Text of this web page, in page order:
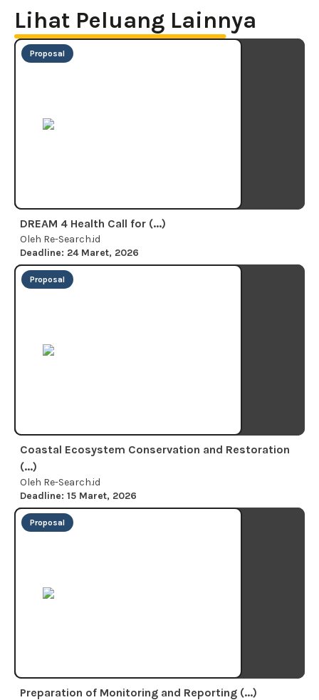
Lihat Peluang Lainnya
Proposal
DREAM 4 Health Call for (...)
Oleh Re-Search.id
Deadline: 24 Maret, 2026
Proposal
Coastal Ecosystem Conservation and Restoration
(...)
Oleh Re-Search.id
Deadline: 15 Maret, 2026
Proposal
Preparation of Monitoring and Reporting (...)